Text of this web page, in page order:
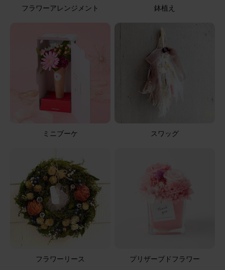
【お悔やみ・お供えの花】アレンジメント(青・紫)XSサイ
用途：
お悔やみ
想像以上に良かったです。
【お悔やみ・お供えの花】アレンジメント(白) Sサイズ
2026/04/25
ブルーミーユーザーさん 40代
用途：
お悔やみ
ありがとうございました
供花を送っていだだきました。先方に確認して送ったら遠
フラワーアレンジメント 鉢植え
ミニブーケ スワッグ
フラワーリース プリザーブドフラワー